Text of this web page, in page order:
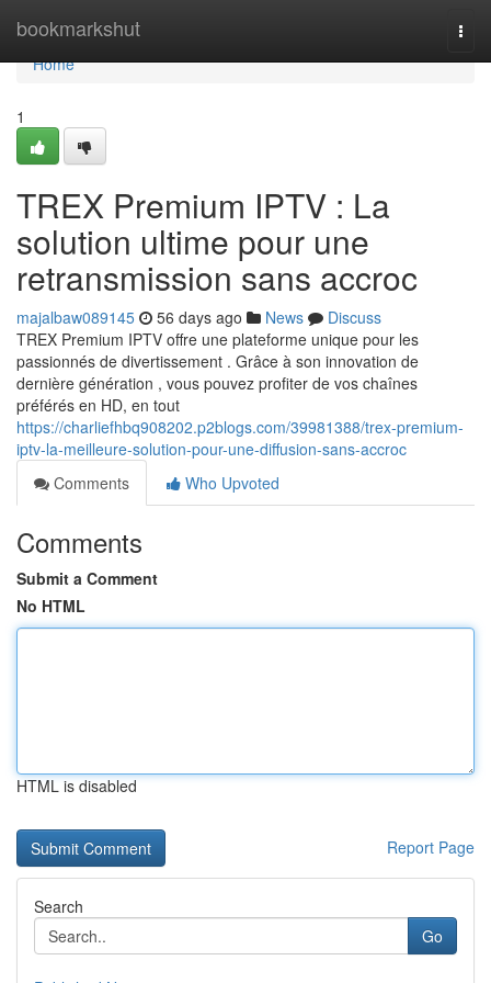
bookmarkshut
Home
Home
1
TREX Premium IPTV : La
solution ultime pour une
retransmission sans accroc
majalbaw089145 56 days ago News
Discuss
TREX Premium IPTV offre une plateforme unique pour les
passionnés de divertissement . Grâce à son innovation de
dernière génération , vous pouvez profiter de vos chaînes
préférés en HD, en tout
https://charliefhbq908202.p2blogs.com/39981388/trex-premium-
iptv-la-meilleure-solution-pour-une-diffusion-sans-accroc
Comments
Who Upvoted
Comments
Submit a Comment
No HTML
HTML is disabled
Report Page
Search
Go